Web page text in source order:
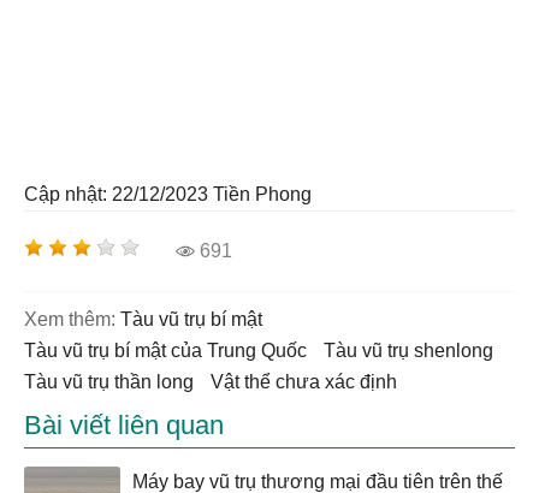
Cập nhật: 22/12/2023 Tiền Phong
691
Xem thêm:
tàu vũ trụ bí mật
Tàu vũ trụ bí mật của Trung Quốc
tàu vũ trụ shenlong
tàu vũ trụ thần long
vật thể chưa xác định
Bài viết liên quan
Máy bay vũ trụ thương mại đầu tiên trên thế